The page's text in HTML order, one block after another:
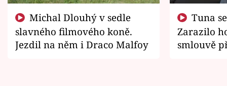
slavného filmového koně.
Jezdil na něm i Draco Malfoy
Zarazilo
smlouvě